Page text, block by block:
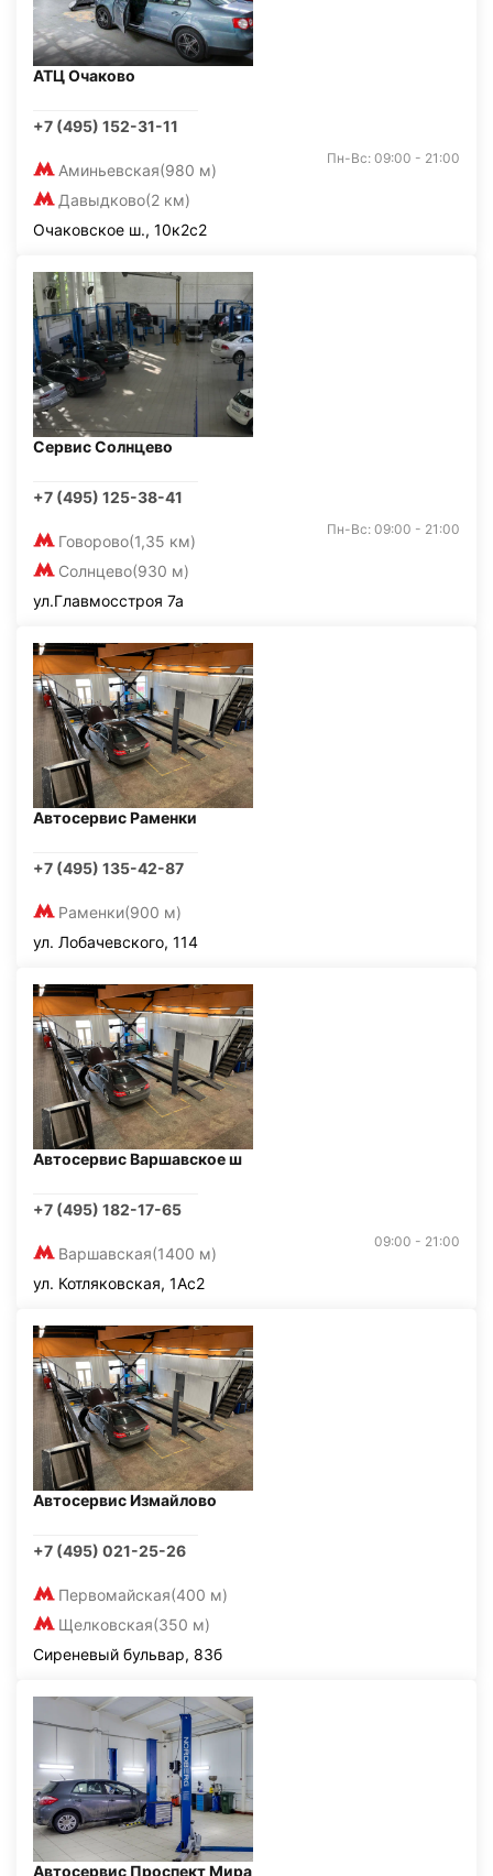
АТЦ Очаково
+7 (495) 152-31-11
Аминьевская(980 м)
Давыдково(2 км)
Пн-Вс: 09:00 - 21:00
Очаковское ш., 10к2с2
Сервис Солнцево
+7 (495) 125-38-41
Говорово(1,35 км)
Солнцево(930 м)
Пн-Вс: 09:00 - 21:00
ул.Главмосстроя 7а
Автосервис Раменки
+7 (495) 135-42-87
Раменки(900 м)
ул. Лобачевского, 114
Автосервис Варшавское ш
+7 (495) 182-17-65
Варшавская(1400 м)
09:00 - 21:00
ул. Котляковская, 1Ас2
Автосервис Измайлово
+7 (495) 021-25-26
Первомайская(400 м)
Щелковская(350 м)
Сиреневый бульвар, 83б
Автосервис Проспект Мира